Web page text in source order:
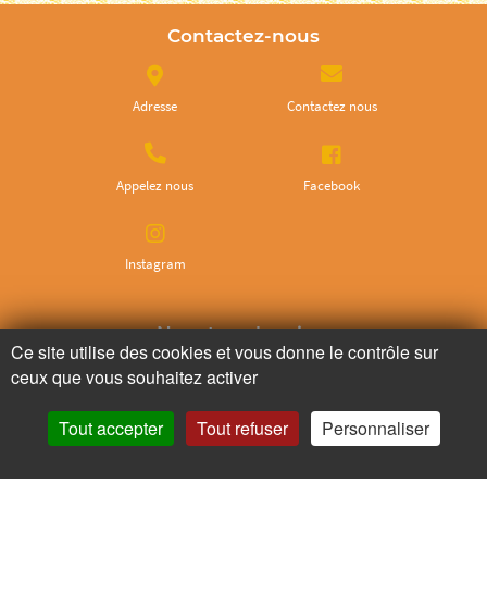
Contactez-nous
Adresse Contactez nous
Appelez nous Facebook
Instagram
Ne ratez plus rien,
Abonnez-vous à notre newsletter
Je m’inscris
Ce site utilise des cookies et vous donne le contrôle sur
ceux que vous souhaitez activer
Tout accepter Tout refuser Personnaliser